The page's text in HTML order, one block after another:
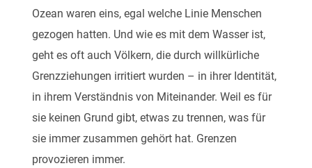
Ozean waren eins, egal welche Linie Menschen
gezogen hatten. Und wie es mit dem Wasser ist,
geht es oft auch Völkern, die durch willkürliche
Grenzziehungen irritiert wurden – in ihrer Identität,
in ihrem Verständnis von Miteinander. Weil es für
sie keinen Grund gibt, etwas zu trennen, was für
sie immer zusammen gehört hat. Grenzen
provozieren immer.